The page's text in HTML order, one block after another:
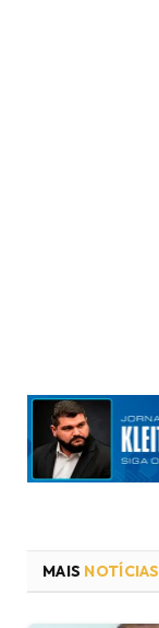
MAIS NOTÍCIAS